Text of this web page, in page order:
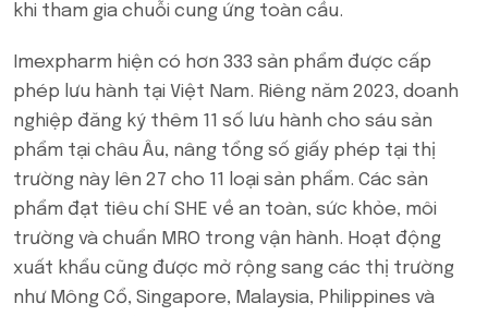
khi tham gia chuỗi cung ứng toàn cầu.
Imexpharm hiện có hơn 333 sản phẩm được cấp
phép lưu hành tại Việt Nam. Riêng năm 2023, doanh
nghiệp đăng ký thêm 11 số lưu hành cho sáu sản
phẩm tại châu Âu, nâng tổng số giấy phép tại thị
trường này lên 27 cho 11 loại sản phẩm. Các sản
phẩm đạt tiêu chí SHE về an toàn, sức khỏe, môi
trường và chuẩn MRO trong vận hành. Hoạt động
xuất khẩu cũng được mở rộng sang các thị trường
như Mông Cổ, Singapore, Malaysia, Philippines và